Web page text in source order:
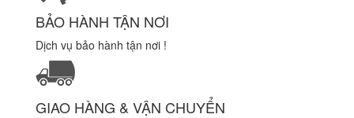
BẢO HÀNH TẬN NƠI
Dịch vụ bảo hành tận nơi !
GIAO HÀNG & VẬN CHUYỂN